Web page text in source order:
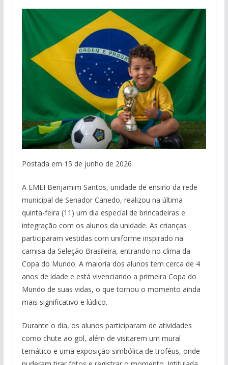
Postada em 15 de junho de 2026
A EMEI Benjamim Santos, unidade de ensino da rede
municipal de Senador Canedo, realizou na última
quinta-feira (11) um dia especial de brincadeiras e
integração com os alunos da unidade. As crianças
participaram vestidas com uniforme inspirado na
camisa da Seleção Brasileira, entrando no clima da
Copa do Mundo. A maioria dos alunos tem cerca de 4
anos de idade e está vivenciando a primeira Copa do
Mundo de suas vidas, o que tornou o momento ainda
mais significativo e lúdico.
Durante o dia, os alunos participaram de atividades
como chute ao gol, além de visitarem um mural
temático e uma exposição simbólica de troféus, onde